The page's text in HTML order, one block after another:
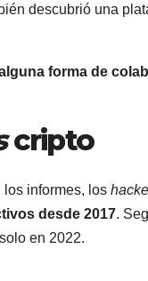
descubrió una
forma de
cripto
informes, los
desde 2017.
en 2022.